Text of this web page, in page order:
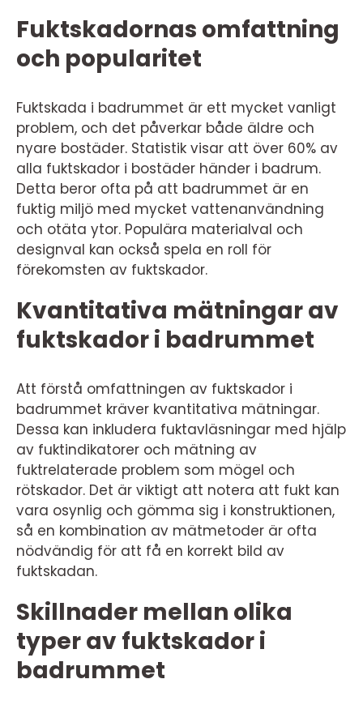
Fuktskadornas omfattning
och popularitet
Fuktskada i badrummet är ett mycket vanligt
problem, och det påverkar både äldre och
nyare bostäder. Statistik visar att över 60% av
alla fuktskador i bostäder händer i badrum.
Detta beror ofta på att badrummet är en
fuktig miljö med mycket vattenanvändning
och otäta ytor. Populära materialval och
designval kan också spela en roll för
förekomsten av fuktskador.
Kvantitativa mätningar av
fuktskador i badrummet
Att förstå omfattningen av fuktskador i
badrummet kräver kvantitativa mätningar.
Dessa kan inkludera fuktavläsningar med hjälp
av fuktindikatorer och mätning av
fuktrelaterade problem som mögel och
rötskador. Det är viktigt att notera att fukt kan
vara osynlig och gömma sig i konstruktionen,
så en kombination av mätmetoder är ofta
nödvändig för att få en korrekt bild av
fuktskadan.
Skillnader mellan olika
typer av fuktskador i
badrummet